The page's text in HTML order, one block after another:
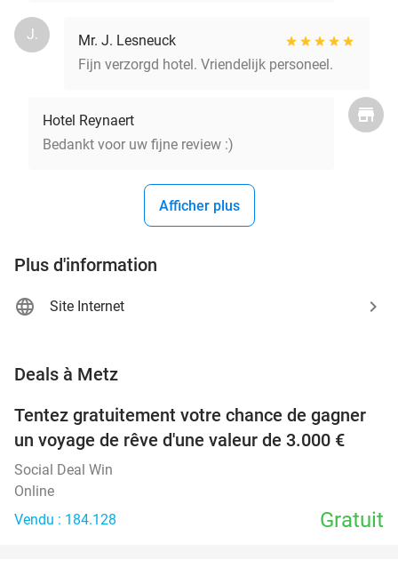
J.
Mr. J. Lesneuck
Fijn verzorgd hotel. Vriendelijk personeel.
Hotel Reynaert
Bedankt voor uw fijne review :)
Afficher plus
Plus d'information
Site Internet
Deals à Metz
Tentez gratuitement votre chance de gagner
un voyage de rêve d'une valeur de 3.000 €
Social Deal Win
Online
Vendu : 184.128
Gratuit